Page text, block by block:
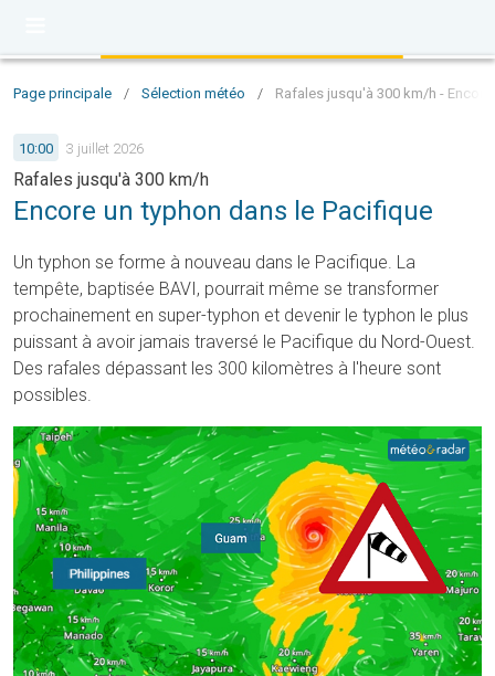
Page principale / Sélection météo / Rafales jusqu'à 300 km/h -
10:00 3 juillet 2026
Rafales jusqu'à 300 km/h
Encore un typhon dans le Pacifique
Un typhon se forme à nouveau dans le Pacifique. La
tempête, baptisée BAVI, pourrait même se transformer
prochainement en super-typhon et devenir le typhon le plus
puissant à avoir jamais traversé le Pacifique du Nord-Ouest.
Des rafales dépassant les 300 kilomètres à l'heure sont
possibles.